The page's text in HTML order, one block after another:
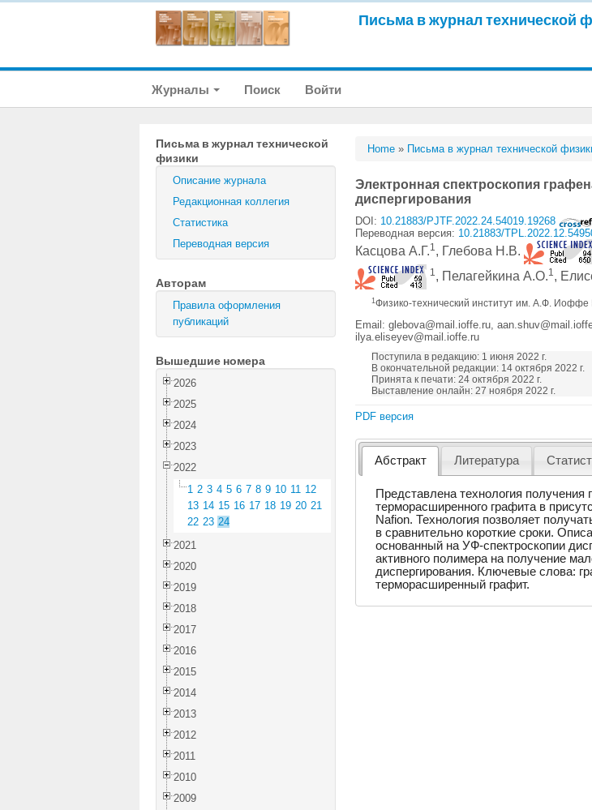
Письма в журнал технической
Журналы Поиск Войти
Письма в журнал технической
физики
Описание журнала
Редакционная коллегия
Статистика
Переводная версия
Авторам
Правила оформления
публикаций
Вышедшие номера
2026
2025
2024
2023
2022
1 2 3 4 5 6 7 8 9 10 11 12
13 14 15 16 17 18 19 20 21
22 23 24
2021
2020
2019
2018
2017
2016
2015
2014
2013
2012
2011
2010
2009
Home » Письма в журнал технической
Электронная спектроскопия
диспергирования
DOI: 10.21883/PJTF.2022.24.54019.19268
Переводная версия: 10.21883/
Касцова А.Г.1 , Глебова Н.В.
1 , Пелагейкина А.О.1 ,
1Физико-технический институт им. А.Ф. Иоффе
Email: glebova@mail.ioffe.ru,
ilya.eliseyev@mail.ioffe.ru
Поступила в редакцию: 1 июня 2022 г.
В окончательной редакции: 14 октября 2022 г.
Принята к печати: 24 октября 2022 г.
Выставление онлайн: 27 ноября 2022 г.
PDF версия
Абстракт Литература
Представлена технология получения
терморасширенного графита в
Nafion. Технология позволяет
в сравнительно короткие сроки.
основанный на УФ-спектроскопии
активного полимера на получение
диспергирования. Ключевые слова:
терморасширенный графит.